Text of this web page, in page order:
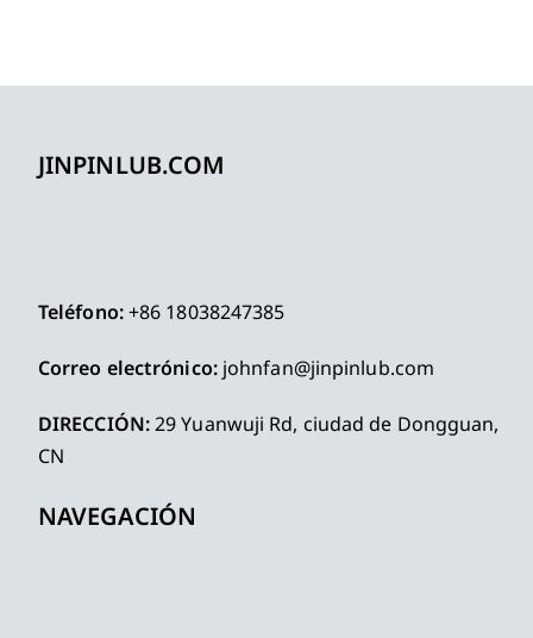
JINPINLUB.COM
Teléfono:+86 18038247385
Correo electrónico: johnfan@jinpinlub.com
DIRECCIÓN:29 Yuanwuji Rd, ciudad de Dongguan,
CN
NAVEGACIÓN